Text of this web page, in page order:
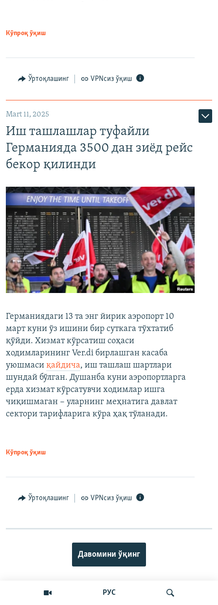
РУС
Кўпроқ ўқиш
Ўртоқлашинг VPNсиз ўқиш
Mart 11, 2025
Иш ташлашлар туфайли
Германияда 3500 дан зиёд рейс
бекор қилинди
Германиядаги 13 та энг йирик аэропорт 10
март куни ўз ишини бир суткага тўхтатиб
қўйди. Хизмат кўрсатиш соҳаси
ходимларининг Ver.di бирлашган касаба
уюшмаси қайдича, иш ташлаш шартлари
шундай бўлган. Душанба куни аэропортларга
ерда хизмат кўрсатувчи ходимлар ишга
чиқишмаган − уларнинг меҳнатига давлат
сектори тарифларига кўра ҳақ тўланади.
Кўпроқ ўқиш
Ўртоқлашинг VPNсиз ўқиш
Давомини ўқинг